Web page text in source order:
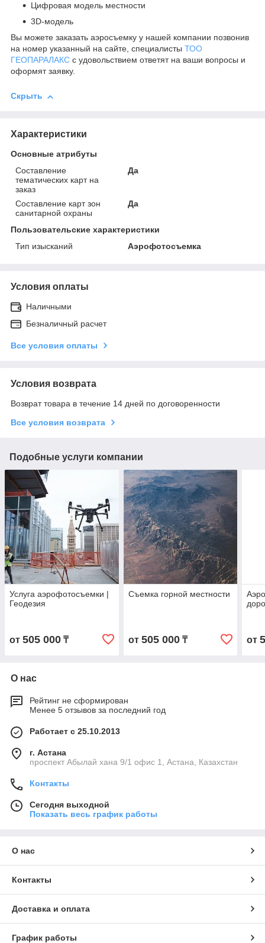
Цифровая модель местности
3D-модель
Вы можете заказать аэросъемку у нашей компании позвонив
на номер указанный на сайте, специалисты ТОО
ГЕОПАРАЛАКС с удовольствием ответят на ваши вопросы и
оформят заявку.
Скрыть
Характеристики
Основные атрибуты
Составление
тематических карт на
заказ
Да
Составление карт зон
санитарной охраны
Да
Пользовательские характеристики
Тип изысканий
Аэрофотосъемка
Условия оплаты
Наличными
Безналичный расчет
Все условия оплаты
Условия возврата
Возврат товара в течение 14 дней по договоренности
Все условия возврата
Подобные услуги компании
Услуга аэрофотосъемки |
Геодезия
от 505 000 ₸
Съемка горной местности
от 505 000₸ от
О нас
Рейтинг не сформирован
Менее 5 отзывов за последний год
Работает с 25.10.2013
г. Астана
проспект Абылай хана 9/1 офис 1, Астана, Казахстан
Контакты
Сегодня выходной
Показать весь график работы
О нас
Контакты
Доставка и оплата
График работы